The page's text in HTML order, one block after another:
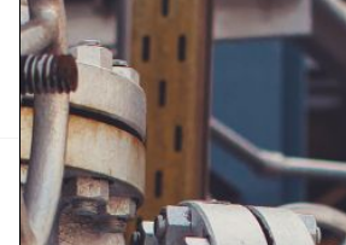
Tarragona